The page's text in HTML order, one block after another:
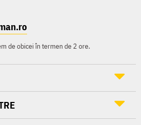
de obicei în termen de 2 ore.